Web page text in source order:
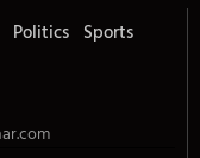
Politics Sports